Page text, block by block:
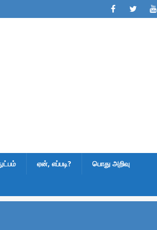
ஏன், எப்படி? பொது அறிவு